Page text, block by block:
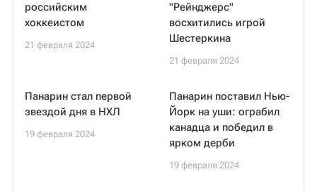
российским
хоккеистом
21 февраля 2024
"Рейнджерс"
восхитились игрой
Шестеркина
21 февраля 2024
Панарин стал первой
звездой дня в НХЛ
19 февраля 2024
Панарин поставил Нью-
Йорк на уши: ограбил
канадца и победил в
ярком дерби
19 февраля 2024